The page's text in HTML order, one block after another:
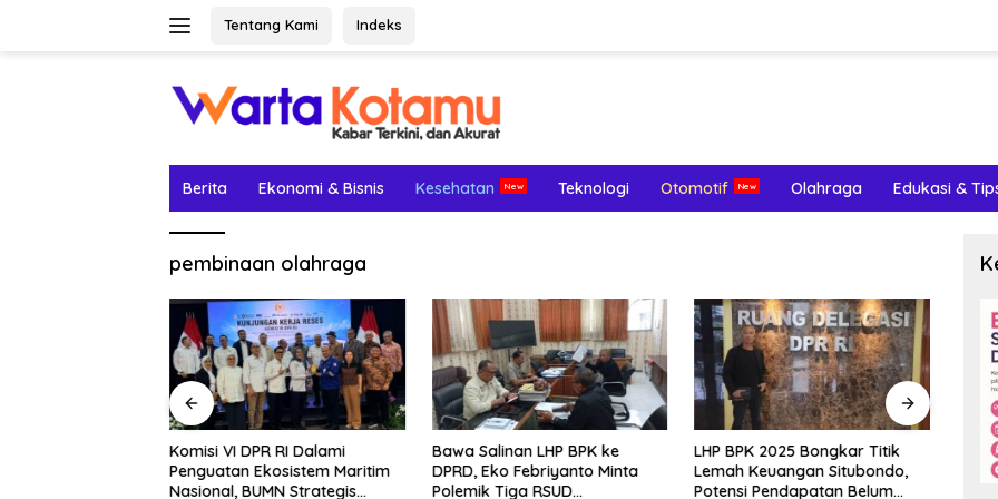
Tentang Kami Indeks
Berita Ekonomi & Bisnis Kesehatan Teknologi Otomotif Olahraga Edukasi &
pembinaan olahraga
Komisi VI DPR RI Dalami
Penguatan Ekosistem Maritim
Nasional, BUMN Strategis
Bawa Salinan LHP BPK ke
DPRD, Eko Febriyanto Minta
Polemik Tiga RSUD
LHP BPK 2025 Bongkar Titik
Lemah Keuangan Situbondo,
Potensi Pendapatan Belum